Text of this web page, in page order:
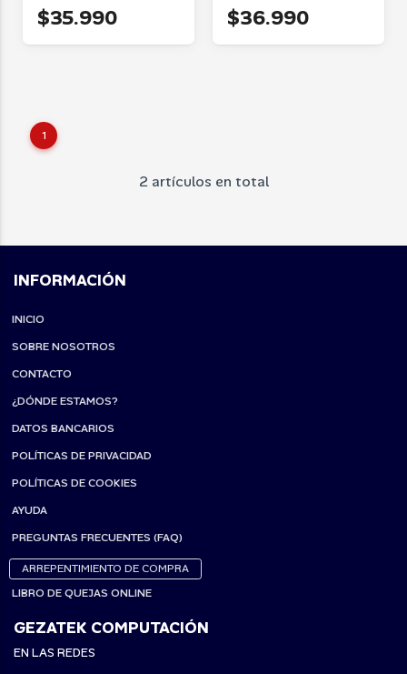
$35.990 $36.990
1
2 artículos en total
INFORMACIÓN
INICIO
SOBRE NOSOTROS
CONTACTO
¿DÓNDE ESTAMOS?
DATOS BANCARIOS
POLÍTICAS DE PRIVACIDAD
POLÍTICAS DE COOKIES
AYUDA
PREGUNTAS FRECUENTES (FAQ)
ARREPENTIMIENTO DE COMPRA
LIBRO DE QUEJAS ONLINE
GEZATEK COMPUTACIÓN
EN LAS REDES